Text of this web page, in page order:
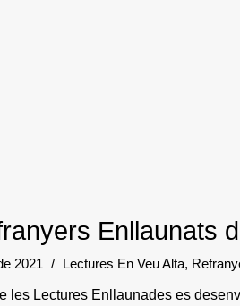
Enllaunats
2021 / Lectures En Veu Alta,
les Lectures Enllaunades es